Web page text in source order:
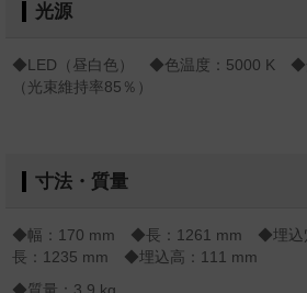
光源
◆LED（昼白色） ◆色温度：5000 K ◆
（光束維持率85％）
寸法・質量
◆幅：170 mm ◆長：1261 mm ◆埋込
長：1235 mm ◆埋込高：111 mm